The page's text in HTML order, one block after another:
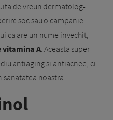
de vreun dermatolog-
soc sau o campanie
ca are un nume invechit,
vitamina A . Aceasta super-
antiaging si antiacnee, ci
noastra.